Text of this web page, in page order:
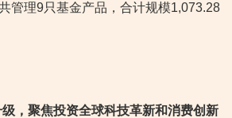
管理9只基金产品，合计规模1,073.28
，聚焦投资全球科技革新和消费创新